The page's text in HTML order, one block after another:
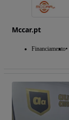
Mccar.pt
Financiamento